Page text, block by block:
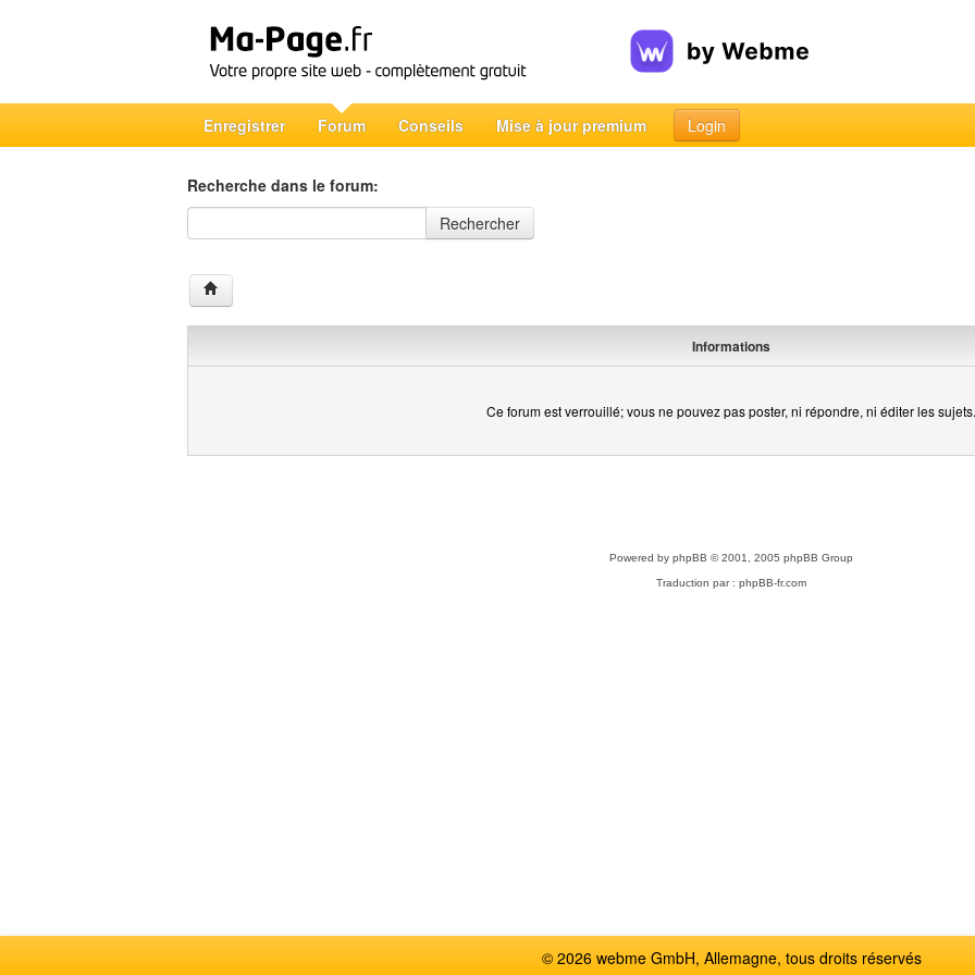
Enregistrer Forum Conseils Mise à jour premium Login
Recherche dans le forum:
Recherche dans le forum
Rechercher
Informations
Ce forum est verrouillé; vous ne pouvez pas poster, ni répondre, ni éditer les sujets.
Powered by phpBB © 2001, 2005 phpBB Group
Traduction par : phpBB-fr.com
© 2026 webme GmbH, Allemagne, tous droits réservés